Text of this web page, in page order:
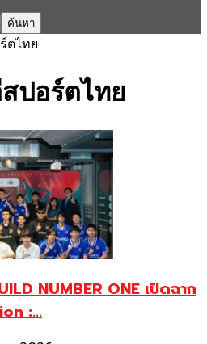
ตไทย
ปอร์ตไทย
NUMBER ONE เปิดฉาก
:...